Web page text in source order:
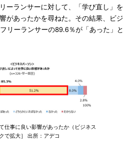
ーランサーに対して、「学び直し」を
があったかを尋ねた。その結果、ビジ
リーランサーの89.6％が「あった」と
仕事に良い影響があったか（ビジネス
で拡大］ 出所：アデコ